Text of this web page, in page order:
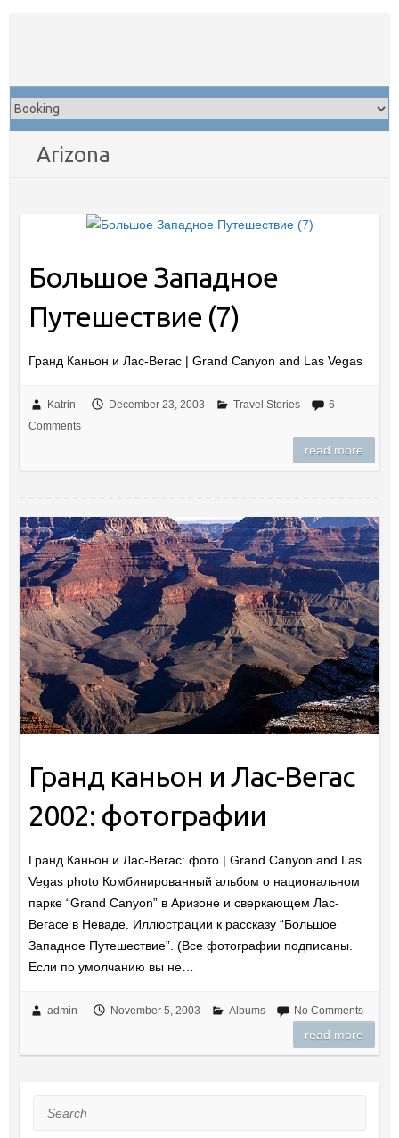
Arizona
Большое Западное
Путешествие (7)
Гранд Каньон и Лас-Вегас | Grand Canyon and Las Vegas
Katrin December 23, 2003 Travel Stories
6
Comments
read more
Гранд каньон и Лас-Вегас
2002: фотографии
Гранд Каньон и Лас-Вегас: фото | Grand Canyon and Las
Vegas photo Комбинированный альбом о национальном
парке “Grand Canyon” в Аризоне и сверкающем Лас-
Вегасе в Неваде. Иллюстрации к рассказу “Большое
Западное Путешествие”. (Все фотографии подписаны.
Если по умолчанию вы не…
admin November 5, 2003 Albums No Comments
read more
Search